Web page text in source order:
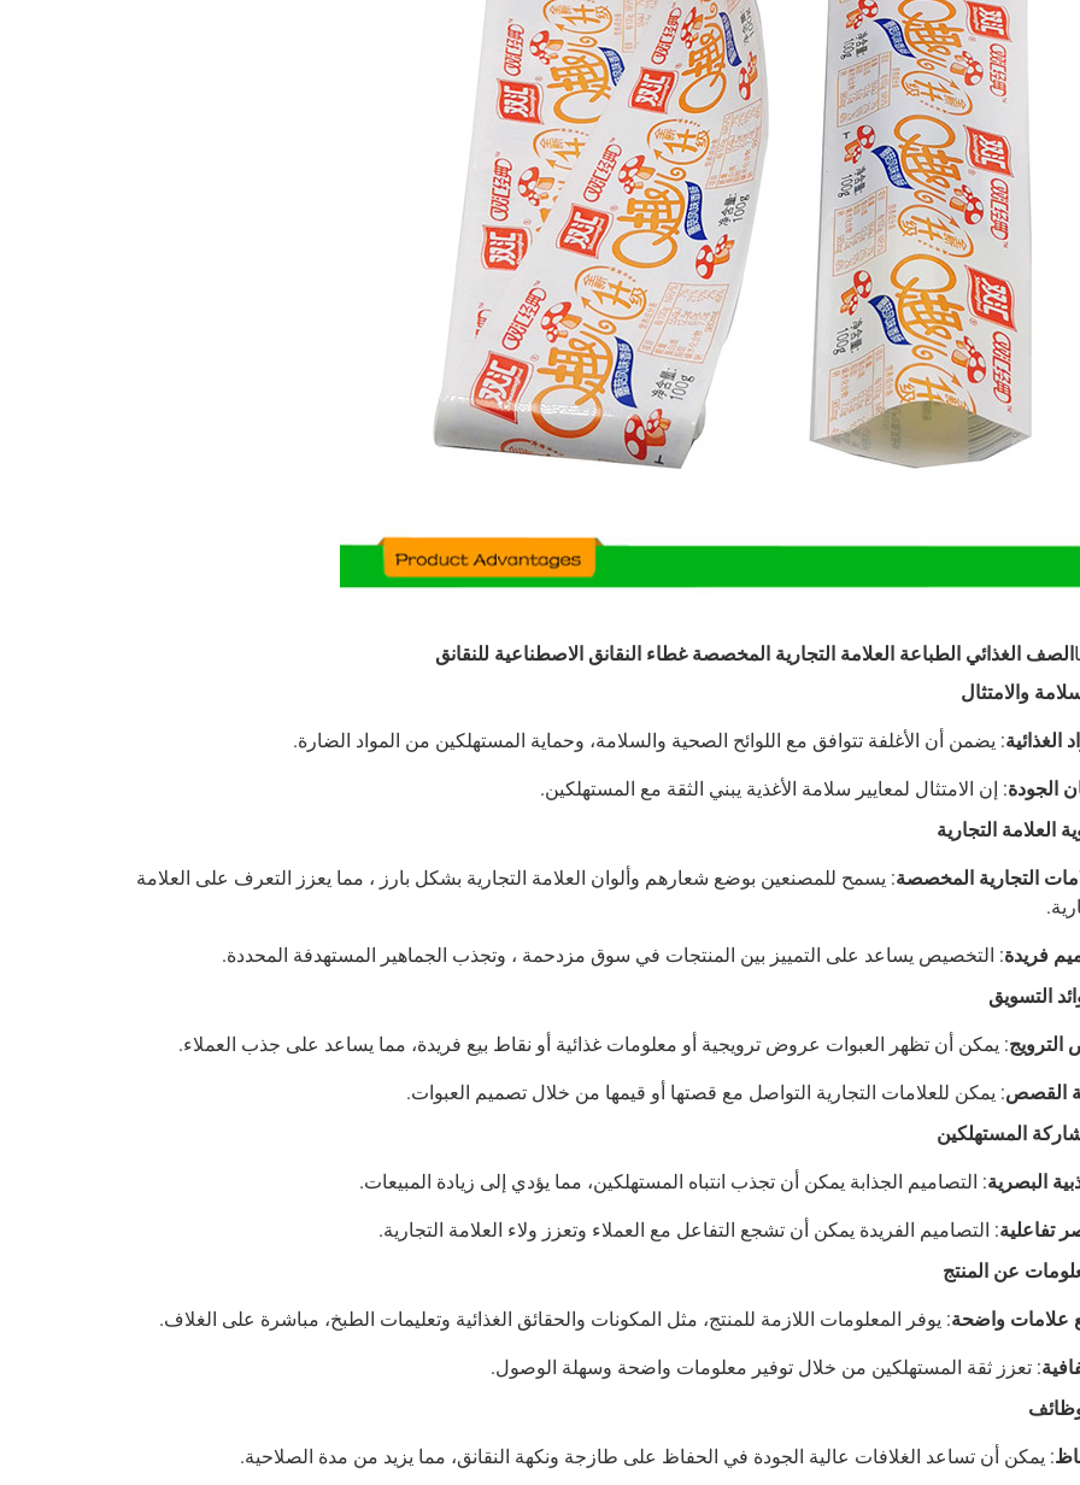
الصف الغذائي الطباعة العلامة التجارية المخصصة غطاء النقانق الاصطناعية للنقانق
والامتثال
الغذائية: يضمن أن الأغلفة تتوافق مع اللوائح الصحية والسلامة، وحماية المستهلكين من المواد الضارة.
الجودة: إن الامتثال لمعايير سلامة الأغذية يبني الثقة مع المستهلكين.
العلامة التجارية
التجارية المخصصة: يسمح للمصنعين بوضع شعارهم وألوان العلامة التجارية بشكل بارز ، مما يعزز التعرف على العلامة
فريدة: التخصيص يساعد على التمييز بين المنتجات في سوق مزدحمة ، وتجذب الجماهير المستهدفة المحددة.
التسويق
: يمكن أن تظهر العبوات عروض ترويجية أو معلومات غذائية أو نقاط بيع فريدة، مما يساعد على جذب العملاء.
القصص: يمكن للعلامات التجارية التواصل مع قصتها أو قيمها من خلال تصميم العبوات.
المستهلكين
البصرية: التصاميم الجذابة يمكن أن تجذب انتباه المستهلكين، مما يؤدي إلى زيادة المبيعات.
تفاعلية: التصاميم الفريدة يمكن أن تشجع التفاعل مع العملاء وتعزز ولاء العلامة التجارية.
عن المنتج
علامات واضحة: يوفر المعلومات اللازمة للمنتج، مثل المكونات والحقائق الغذائية وتعليمات الطبخ، مباشرة على الغلاف.
: تعزز ثقة المستهلكين من خلال توفير معلومات واضحة وسهلة الوصول.
: يمكن أن تساعد الغلافات عالية الجودة في الحفاظ على طازجة ونكهة النقانق، مما يزيد من مدة الصلاحية.